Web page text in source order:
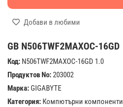
GB N506TWF2MAXOC-16GD
Код: N506TWF2MAXOC-16GD 1.0
Продуктов No:203002
Марка: GIGABYTE
Категория: Компютърни компоненти
Добави в любими